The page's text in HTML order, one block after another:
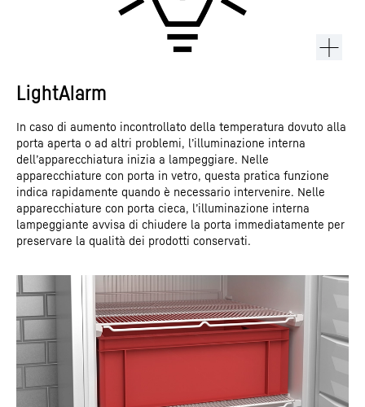
LightAlarm
In caso di aumento incontrollato della temperatura dovuto alla
porta aperta o ad altri problemi, l’illuminazione interna
dell’apparecchiatura inizia a lampeggiare. Nelle
apparecchiature con porta in vetro, questa pratica funzione
indica rapidamente quando è necessario intervenire. Nelle
apparecchiature con porta cieca, l’illuminazione interna
lampeggiante avvisa di chiudere la porta immediatamente per
preservare la qualità dei prodotti conservati.